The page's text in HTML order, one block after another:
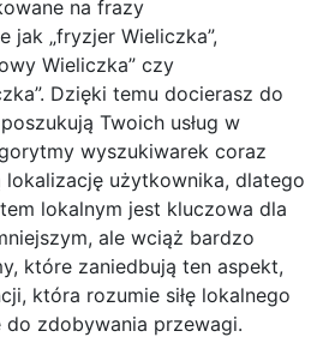
na frazy
jak „fryzjer Wieliczka”,
Wieliczka” czy
Dzięki temu docierasz do
Twoich usług w
wyszukiwarek coraz
lokalizację użytkownika, dlatego
lokalnym jest kluczowa dla
ale wciąż bardzo
które zaniedbują ten aspekt,
która rozumie siłę lokalnego
do zdobywania przewagi.